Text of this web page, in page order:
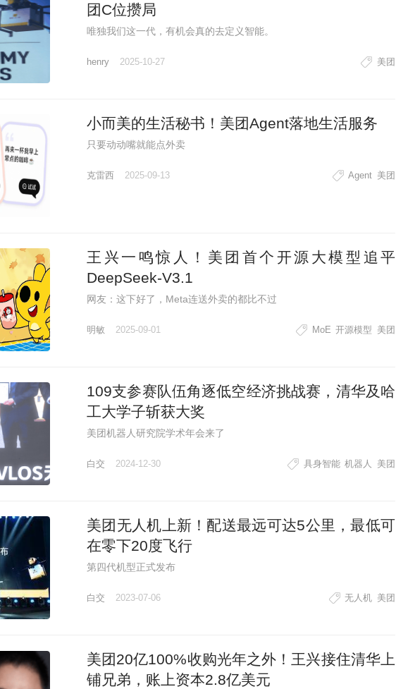
团C位攒局
唯独我们这一代，有机会真的去定义智能。
henry 2025-10-27 美团
小而美的生活秘书！美团Agent落地生活服务
只要动动嘴就能点外卖
克雷西 2025-09-13 Agent 美团
王兴一鸣惊人！美团首个开源大模型追平
DeepSeek-V3.1
网友：这下好了，Meta连送外卖的都比不过
明敏 2025-09-01 MoE 开源模型 美团
109支参赛队伍角逐低空经济挑战赛，清华及哈
工大学子斩获大奖
美团机器人研究院学术年会来了
白交 2024-12-30 具身智能 机器人 美团
美团无人机上新！配送最远可达5公里，最低可
在零下20度飞行
第四代机型正式发布
白交 2023-07-06 无人机 美团
美团20亿100%收购光年之外！王兴接住清华上
铺兄弟，账上资本2.8亿美元